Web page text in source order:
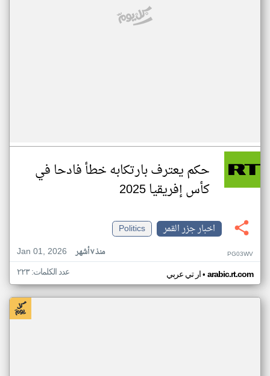
حكم يعترف بارتكابه خطأ فادحا في
كأس إفريقيا 2025
اخبار جزر القمر
Politics
Jan 01, 2026
منذ ٧ أشهر PG03WV
ار تي عربي• arabic.rt.com عدد الكلمات: ٢٢٣